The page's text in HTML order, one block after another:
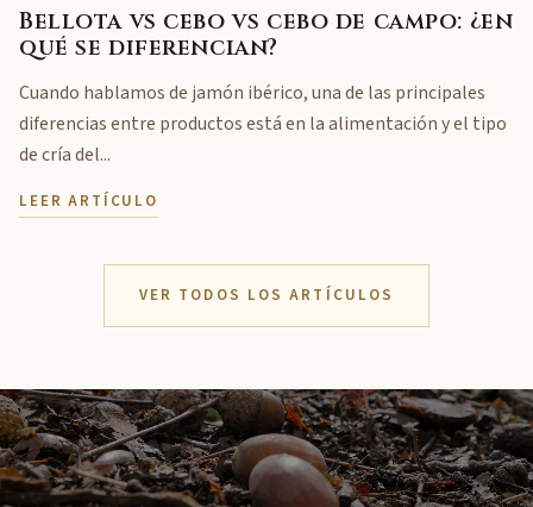
Bellota vs cebo vs cebo de campo: ¿en
qué se diferencian?
Cuando hablamos de jamón ibérico, una de las principales
diferencias entre productos está en la alimentación y el tipo
de cría del...
LEER ARTÍCULO
VER TODOS LOS ARTÍCULOS